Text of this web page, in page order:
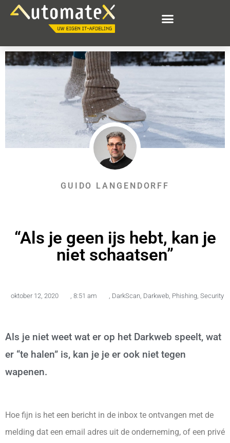
GUIDO LANGENDORFF
“Als je geen ijs hebt, kan je
niet schaatsen”
oktober 12, 2020 8:51 am DarkScan, Darkweb, Phishing, Security
Als je niet weet wat er op het Darkweb speelt, wat
er “te halen” is, kan je je er ook niet tegen
wapenen.
Hoe fijn is het een bericht in de inbox te ontvangen met de
melding dat een email adres uit de onderneming, of een privé